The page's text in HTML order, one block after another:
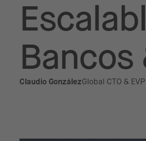
Bancos
Claudio GonzálezGlobal CTO &